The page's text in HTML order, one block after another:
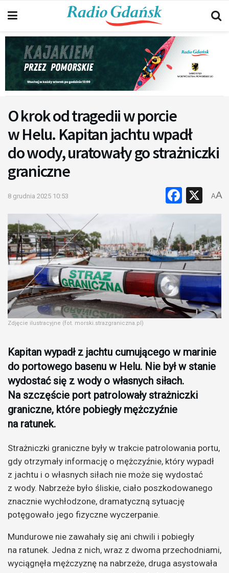
O krok od tragedii w porcie
w Helu. Kapitan jachtu wpadł
do wody, uratowały go strażniczki
graniczne
8 grudnia 2025 10:53 X
AA
Zdjęcie ilustracyjne (fot. morski.strazgraniczna.pl)
Kapitan wypadł z jachtu cumującego w marinie
do portowego basenu w Helu. Nie był w stanie
wydostać się z wody o własnych siłach.
Na szczęście port patrolowały strażniczki
graniczne, które pobiegły mężczyźnie
na ratunek.
Strażniczki graniczne były w trakcie patrolowania portu,
gdy otrzymały informację o mężczyźnie, który wypadł
z jachtu i o własnych siłach nie może się wydostać
z wody. Nabrzeże było śliskie, ciało poszkodowanego
znacznie wychłodzone, dramatyczną sytuację
potęgowało jego fizyczne wyczerpanie.
Mundurowe nie zawahały się ani chwili i pobiegły
na ratunek. Jedna z nich, wraz z dwoma przechodniami,
wyciągnęła mężczyznę na nabrzeże, druga asystowała